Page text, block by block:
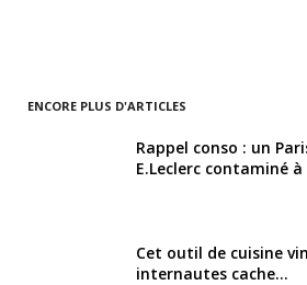
ENCORE PLUS D'ARTICLES
Rappel conso : un
E.Leclerc contaminé à
Cet outil de cuisine
internautes cache...